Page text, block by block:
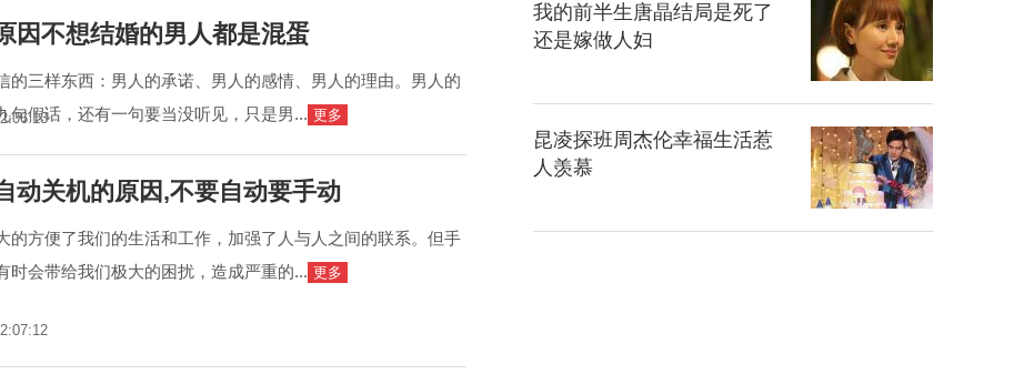
因不想结婚的男人都是混蛋
的三样东西：男人的承诺、男人的感情、男人的理由。男人的
句假话，还有一句要当没听见，只是男... 更多
动关机的原因,不要自动要手动
的方便了我们的生活和工作，加强了人与人之间的联系。但手
时会带给我们极大的困扰，造成严重的... 更多
我的前半生唐晶结局是死了
还是嫁做人妇
昆凌探班周杰伦幸福生活惹
人羡慕